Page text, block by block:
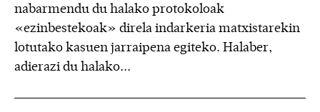
nabarmendu du halako protokoloak
«ezinbestekoak» direla indarkeria matxistarekin
lotutako kasuen jarraipena egiteko. Halaber,
adierazi du halako...